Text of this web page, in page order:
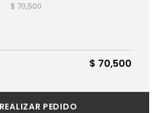
$ 70,500
$ 70,500
REALIZAR PEDIDO